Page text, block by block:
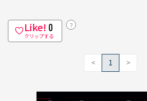
Like! 0
クリップする
？
< 1 >